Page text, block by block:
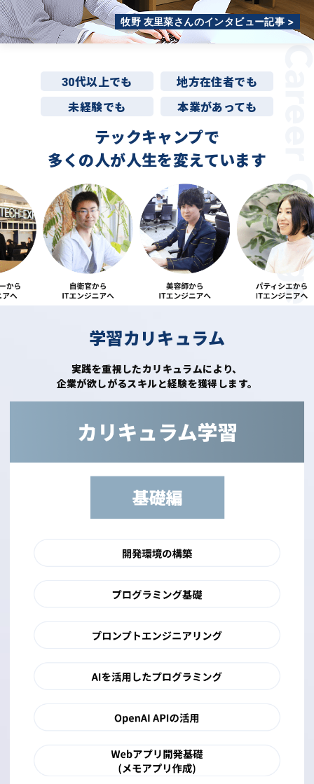
牧野 友里菜さんのインタビュー記事 >
30代以上でも
地方在住者でも
未経験でも
本業があっても
テックキャンプで
多くの人が人生を変えています
学習カリキュラム
実践を重視したカリキュラムにより、
企業が欲しがるスキルと経験を獲得します。